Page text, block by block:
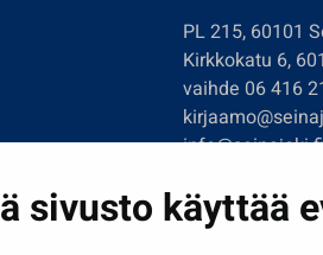
sivusto käyttää
PL 215, 60101
Kirkkokatu 6,
vaihde 06 416
info@seinajoki.fi
Tilaa uutiskirje